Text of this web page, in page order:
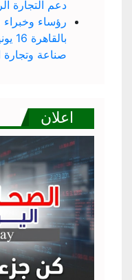
دعم التجارة
رؤساء
صناعة وتجارة
اعلان